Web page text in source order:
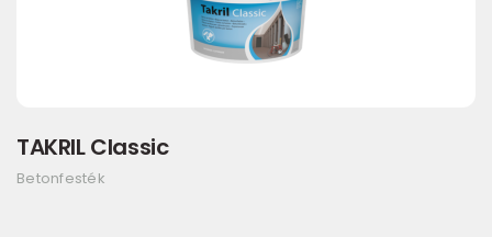
TAKRIL Classic
Betonfesték